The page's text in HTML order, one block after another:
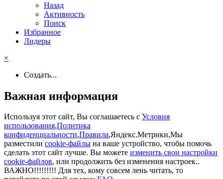
Назад
Активность
Поиск
Избранное
Лидеры
×
Создать...
Важная информация
Используя этот сайт, Вы соглашаетесь с Условия
использования,Политика
конфиденциальности,Правила,Яндекс.Метрики,Мы
разместили cookie-файлы на ваше устройство, чтобы помочь
сделать этот сайт лучше. Вы можете изменить свои настройки
cookie-файлов, или продолжить без изменения настроек..
ВАЖНО!!!!!!!!! Для тех, кому совсем лень читать, то